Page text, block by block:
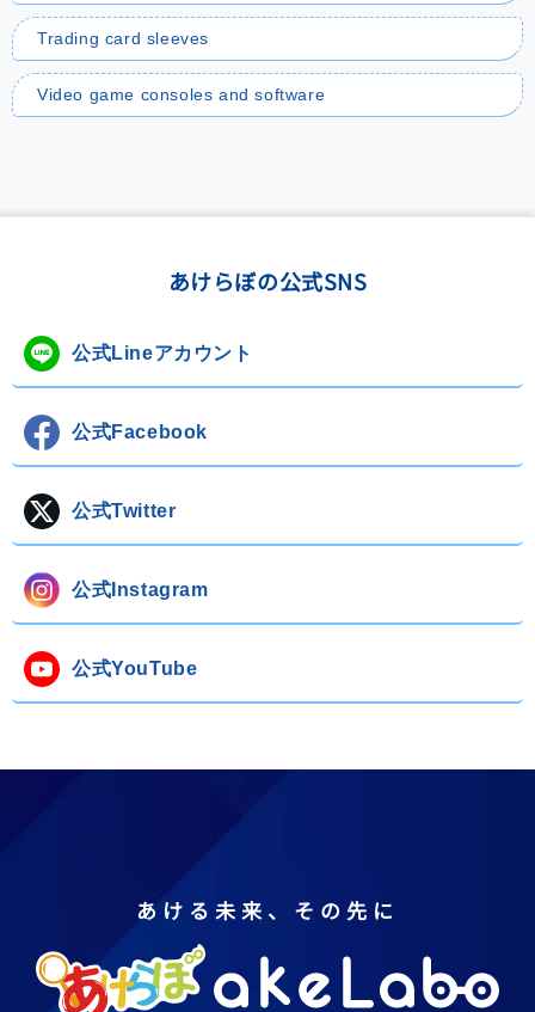
Trading card sleeves
Video game consoles and software
あけらぼの公式SNS
公式Lineアカウント
公式Facebook
公式Twitter
公式Instagram
公式YouTube
あける未来、その先に